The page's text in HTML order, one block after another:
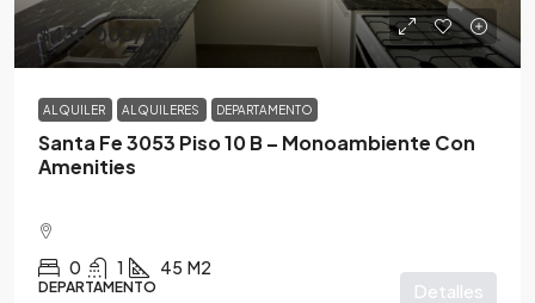
$435,000/ARS
ALQUILER ALQUILERES DEPARTAMENTO
Santa Fe 3053 Piso 10 B – Monoambiente Con
Amenities
0 1 45 M2
DEPARTAMENTO Detalles